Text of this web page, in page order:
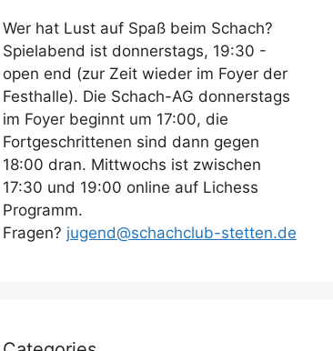
Wer hat Lust auf Spaß beim Schach?
Spielabend ist donnerstags, 19:30 -
open end (zur Zeit wieder im Foyer der
Festhalle). Die Schach-AG donnerstags
im Foyer beginnt um 17:00, die
Fortgeschrittenen sind dann gegen
18:00 dran. Mittwochs ist zwischen
17:30 und 19:00 online auf Lichess
Programm.
Fragen? jugend@schachclub-stetten.de